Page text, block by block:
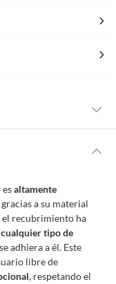
que no tienen este
ser devueltos,
altamente
gracias a su material
el recubrimiento ha
tipo de
adhiera a él. Este
libre de
, respetando el